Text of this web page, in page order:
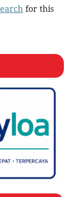
for this